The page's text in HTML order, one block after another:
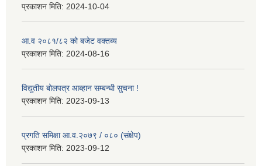
प्रकाशन मिति: 2024-10-04
आ.व २०८१/८२ को बजेट वक्तब्य
प्रकाशन मिति: 2024-08-16
विद्युतीय बोलपत्र आब्हान सम्बन्धी सुचना !
प्रकाशन मिति: 2023-09-13
प्रगति समिक्षा आ.व.२०७९ / ०८० (संक्षेप)
प्रकाशन मिति: 2023-09-12